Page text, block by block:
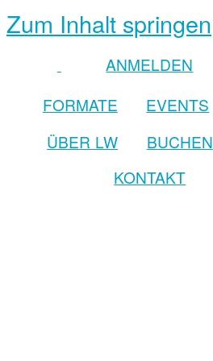
Zum Inhalt springen
ANMELDEN
FORMATE
EVENTS
ÜBER LW BUCHEN
KONTAKT